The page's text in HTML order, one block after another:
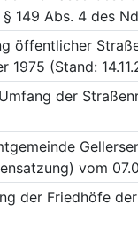
149 Abs. 4 des
öffentlicher
1975 (Stand:
der
vom
der Friedhöfe